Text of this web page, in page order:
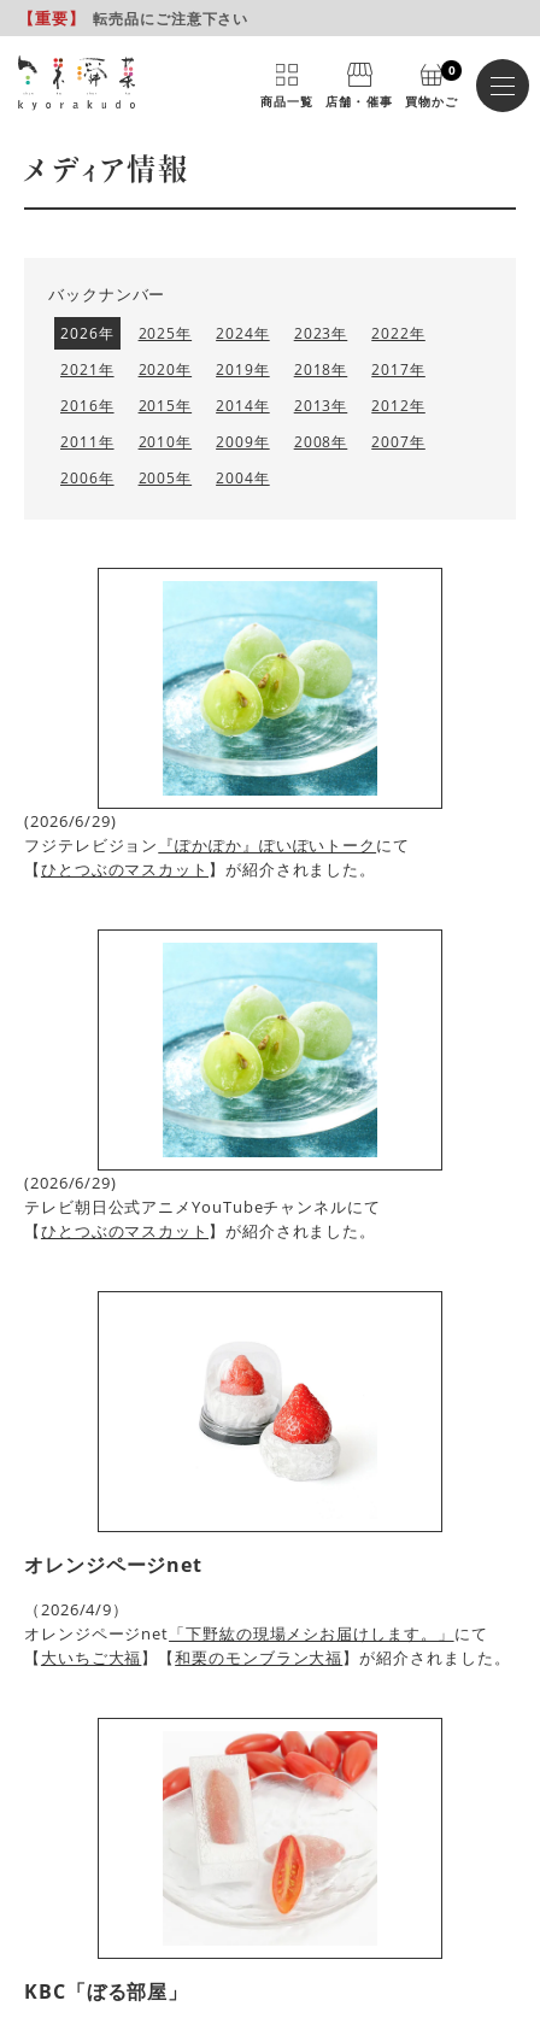
【重要】 転売品にご注意下さい
商品一覧 店舗・催事 買物かご
0
メディア情報
バックナンバー
2026年 2025年 2024年 2023年
2022年
2021年
2020年 2019年 2018年
2017年
2016年
2015年 2014年 2013年
2012年
2011年
2010年 2009年 2008年
2007年
2006年
2005年 2004年
(2026/6/29)
フジテレビジョン 『ぽかぽか』ぽいぽいトーク にて
【ひとつぶのマスカット 】が紹介されました。
(2026/6/29)
テレビ朝日公式アニメYouTubeチャンネルにて
【ひとつぶのマスカット 】が紹介されました。
オレンジページnet
（2026/4/9）
オレンジページnet 「下野紘の現場メシお届けします。」 にて
【大いちご大福】【和栗のモンブラン大福】が紹介されました。
KBC「ぼる部屋」